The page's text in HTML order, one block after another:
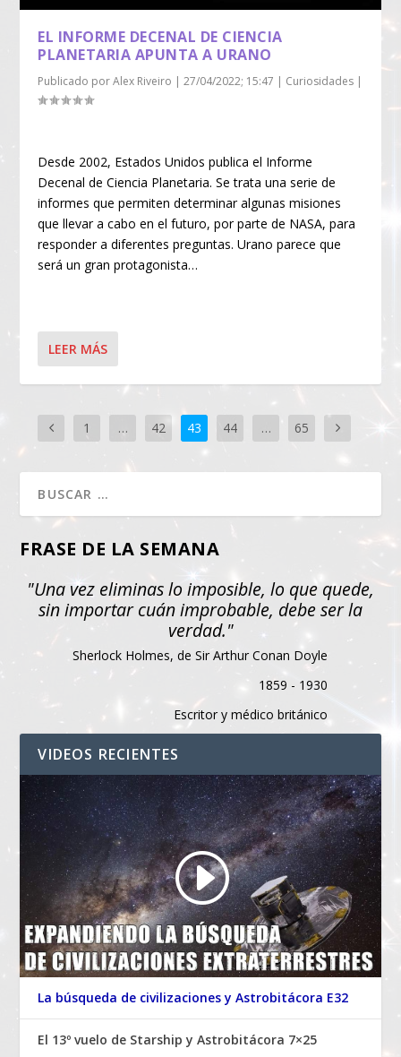
EL INFORME DECENAL DE CIENCIA
PLANETARIA APUNTA A URANO
Publicado porAlex Riveiro |27/04/2022; 15:47 | Curiosidades |
Desde 2002, Estados Unidos publica el Informe
Decenal de Ciencia Planetaria. Se trata una serie de
informes que permiten determinar algunas misiones
que llevar a cabo en el futuro, por parte de NASA, para
responder a diferentes preguntas. Urano parece que
será un gran protagonista…
LEER MÁS
1 … 42 43 44 … 65
FRASE DE LA SEMANA
"Una vez eliminas lo imposible, lo que quede,
sin importar cuán improbable, debe ser la
verdad."
Sherlock Holmes, de Sir Arthur Conan Doyle
1859 - 1930
Escritor y médico británico
VIDEOS RECIENTES
La búsqueda de civilizaciones y Astrobitácora E32
El 13º vuelo de Starship y Astrobitácora 7×25